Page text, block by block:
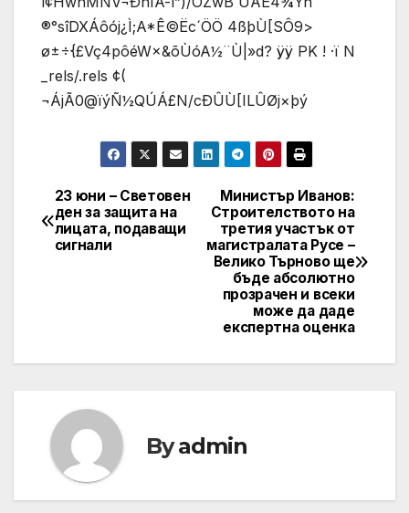
®°sîDXÁôój¿Ì;A*Ê©Ëc´ÖÖ 4ßþÙ[SÔ9> ­
ø±÷{£Vç4pôéW×&õÙóA½¨Ù|»d? ÿÿ PK ! ·ï N
_rels/.rels ¢(
¬ÁjÃ0@ïýÑ½QÚÁ£N/cÐÛÙ[ILÛØj×þý
Post
navigation
Министър Иванов:
Строителството на
третия участък от
магистралата Русе –
Велико Търново ще
бъде абсолютно
прозрачен и всеки
може да даде
експертна оценка
23 юни – Световен
ден за защита на
лицата, подаващи
сигнали
Byadmin